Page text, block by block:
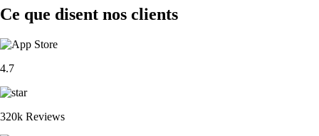
Ce que disent nos clients
4.7
320k Reviews